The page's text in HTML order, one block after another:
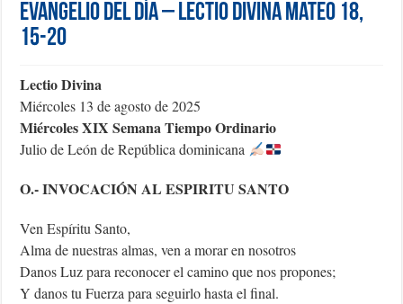
Evangelio del día – Lectio Divina Mateo 18,
15-20
Lectio Divina
Miércoles 13 de agosto de 2025
Miércoles XIX Semana Tiempo Ordinario
Julio de León de República dominicana
O.- INVOCACIÓN AL ESPIRITU SANTO
Ven Espíritu Santo,
Alma de nuestras almas, ven a morar en nosotros
Danos Luz para reconocer el camino que nos propones;
Y danos tu Fuerza para seguirlo hasta el final.